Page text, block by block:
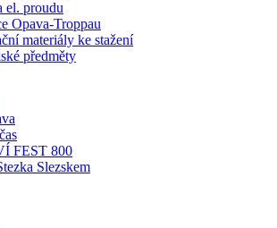
el. proudu
Opava-Troppau
materiály ke stažení
předměty
FEST 800
Slezskem